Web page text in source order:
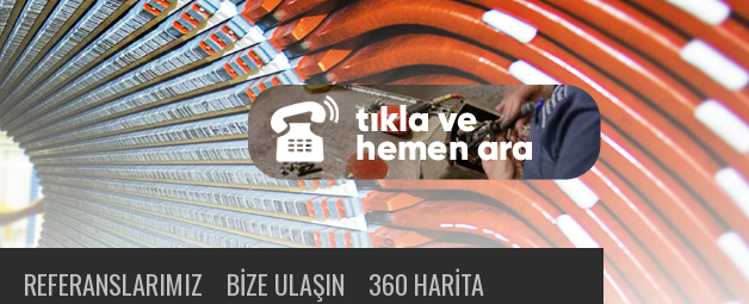
REFERANSLARIMIZ BIZE ULAŞIN 360 HARITA